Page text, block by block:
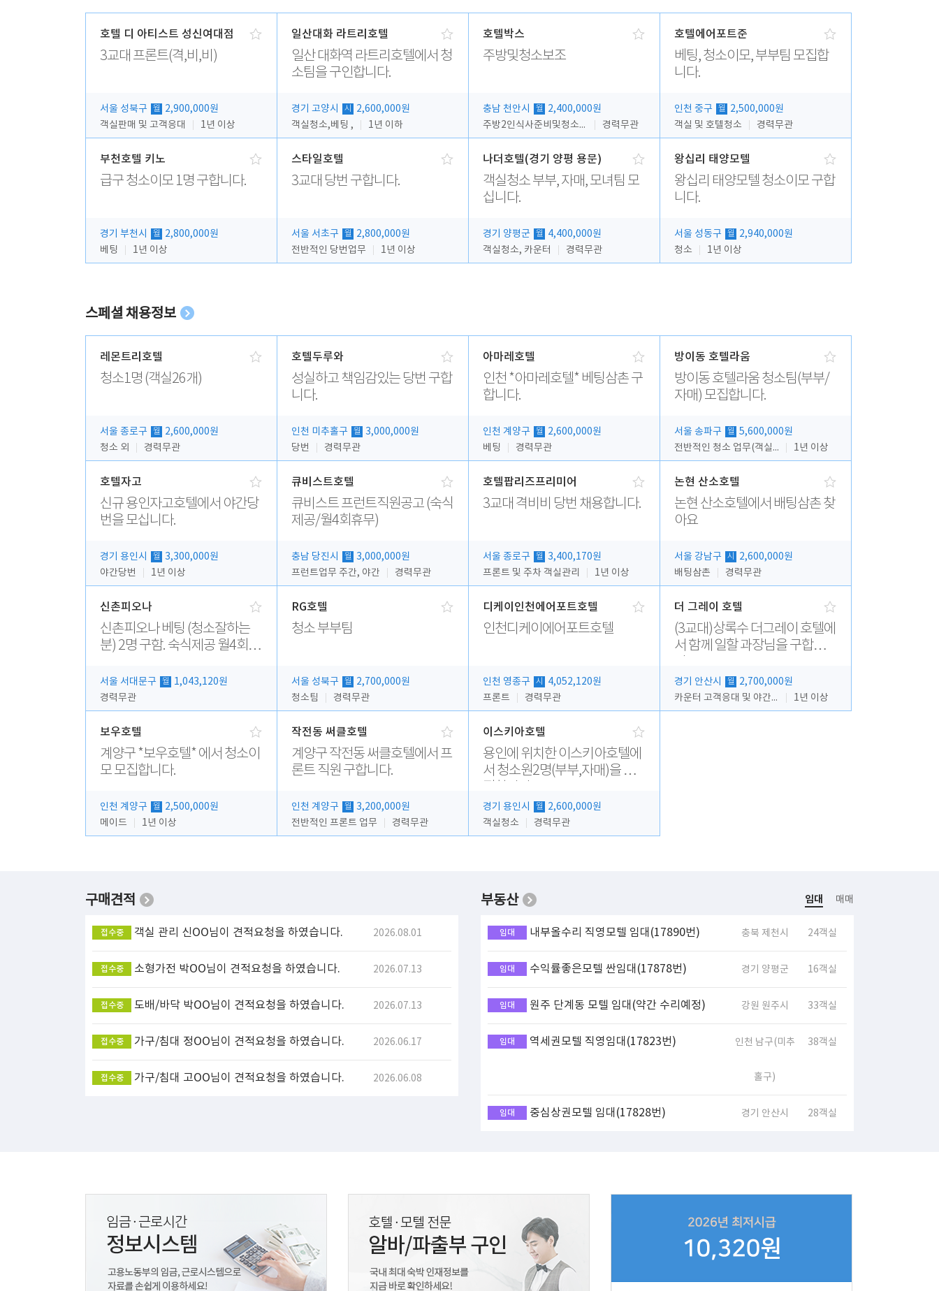
호텔 디 아티스트 성신여대점
3교대 프론트(격,비,비)
서울 성북구 월
2,900,000원
객실판매 및 고객응대
1년 이상
일산대화 라트리호텔
일산 대화역 라트리호텔에서 청
소팀을 구인합니다.
경기 고양시 시
2,600,000원
객실청소,베팅 ,
1년 이하
호텔박스
주방및청소보조
충남 천안시 월
2,400,000원
주방2인식사준비및청소린렌보조
경력무관
호텔에어포트준
베팅, 청소이모, 부부팀 모집합
니다.
인천 중구 월
2,500,000원
객실 및 호텔청소
경력무관
부천호텔 키노
급구 청소이모 1명 구합니다.
경기 부천시 월
2,800,000원
베팅
1년 이상
스타일호텔
3교대 당번 구합니다.
서울 서초구 월
2,800,000원
전반적인 당번업무
1년 이상
나더호텔(경기 양평 용문)
객실청소 부부, 자매, 모녀팀 모
십니다.
경기 양평군 월
4,400,000원
객실청소, 카운터
경력무관
왕십리 태양모텔
왕십리 태양모텔 청소이모 구합
니다.
서울 성동구 월
2,940,000원
청소
1년 이상
스페셜 채용정보
레몬트리호텔
청소1명 (객실26개)
서울 종로구 월
2,600,000원
청소 외
경력무관
호텔두루와
성실하고 책임감있는 당번 구합
니다.
인천 미추홀구 월
3,000,000원
당번
경력무관
아마레호텔
인천 *아마레호텔* 베팅삼촌 구
합니다.
인천 계양구 월
2,600,000원
베팅
경력무관
방이동 호텔라움
방이동 호텔라움 청소팀(부부/
자매) 모집합니다.
서울 송파구 월
5,600,000원
전반적인 청소 업무(객실청소.객실정리)
1년 이상
호텔자고
신규 용인자고호텔에서 야간당
번을 모십니다.
경기 용인시 월
3,300,000원
야간당번
1년 이상
큐비스트호텔
큐비스트 프런트직원공고 (숙식
제공/월4회휴무)
충남 당진시 월
3,000,000원
프런트업무 주간, 야간
경력무관
호텔팝리즈프리미어
3교대 격비비 당번 채용합니다.
서울 종로구 월
3,400,170원
프론트 및 주차 객실관리
1년 이상
논현 산소호텔
논현 산소호텔에서 배팅삼촌 찾
아요
서울 강남구 시
2,600,000원
배팅삼촌
경력무관
신촌피오나
신촌피오나 베팅 (청소잘하는
분) 2명 구함. 숙식제공 월4회휴
서울 서대문구 월
1,043,120원
경력무관
RG호텔
청소 부부팀
서울 성북구 월
2,700,000원
청소팀
경력무관
디케이인천에어포트호텔
인천디케이에어포트호텔
인천 영종구 시
4,052,120원
프론트
경력무관
더 그레이 호텔
(3교대)상록수 더그레이 호텔에
서 함께 일할 과장님을 구합니
경기 안산시 월
2,700,000원
카운터 고객응대 및 야간더블청소
1년 이상
보우호텔
계양구 *보우호텔* 에서 청소이
모 모집합니다.
인천 계양구 월
2,500,000원
메이드
1년 이상
작전동 써클호텔
계양구 작전동 써클호텔에서 프
론트 직원 구합니다.
인천 계양구 월
3,200,000원
전반적인 프론트 업무
경력무관
이스키아호텔
용인에 위치한 이스키아호텔에
서 청소원2명(부부,자매)을 모
경기 용인시 월
2,600,000원
객실청소
경력무관
구매견적
객실 관리
접수중 신OO님이 견적요청을 하였습니다. 2026.08.01
소형가전
접수중 박OO님이 견적요청을 하였습니다. 2026.07.13
도배/바닥
접수중 박OO님이 견적요청을 하였습니다. 2026.07.13
가구/침대
접수중 정OO님이 견적요청을 하였습니다. 2026.06.17
가구/침대
접수중 고OO님이 견적요청을 하였습니다. 2026.06.08
부동산 임대 매매
임대 내부올수리 직영모텔 임대(17890번) 충북 제천시 24객실
임대 수익률좋은모텔 싼임대(17878번) 경기 양평군 16객실
임대 원주 단계동 모텔 임대(약간 수리예정) 강원 원주시 33객실
임대 역세권모텔 직영임대(17823번) 인천 남구(미추
홀구)
38객실
임대 중심상권모텔 임대(17828번) 경기 안산시 28객실